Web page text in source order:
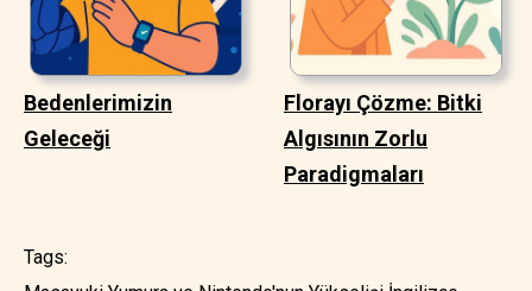
Bedenlerimizin
Geleceği
Florayı Çözme: Bitki
Algısının Zorlu
Paradigmaları
Tags: